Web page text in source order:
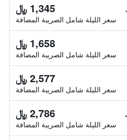
1,345 ﷼
سعر الليلة شامل الصريبة المضافة
1,658 ﷼
سعر الليلة شامل الصريبة المضافة
2,577 ﷼
سعر الليلة شامل الصريبة المضافة
2,786 ﷼
سعر الليلة شامل الصريبة المضافة